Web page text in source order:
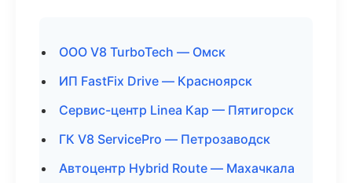
ООО V8 TurboTech — Омск
ИП FastFix Drive — Красноярск
Сервис-центр Linea Кар — Пятигорск
ГК V8 ServicePro — Петрозаводск
Автоцентр Hybrid Route — Махачкала